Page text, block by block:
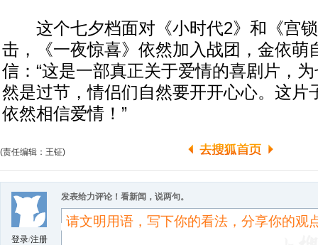
这个七夕档面对《小时代2》和《宫锁
击，《一夜惊喜》依然加入战团，金依萌
信：“这是一部真正关于爱情的喜剧片，
然是过节，情侣们自然要开开心心。这片
依然相信爱情！”
(责任编辑：王钲)
登录/注册
发表给力评论！看新闻，说两句。